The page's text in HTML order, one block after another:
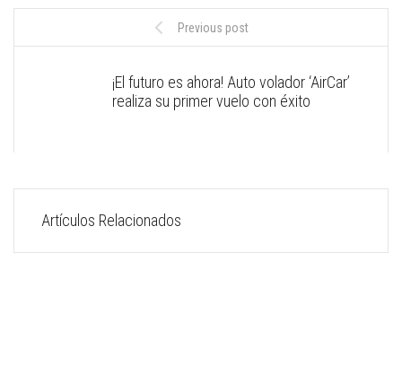
Previous post
¡El futuro es ahora! Auto volador ‘AirCar’
realiza su primer vuelo con éxito
Artículos Relacionados